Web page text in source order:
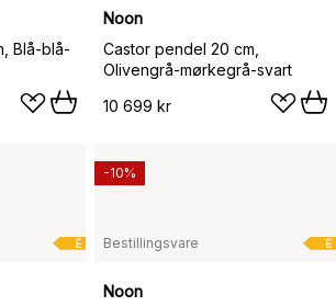
Blå-blå-
Noon
Castor pendel 20 cm,
Olivengrå-mørkegrå-svart
10 699 kr
E E
Bestillingsvare
Noon
-10%